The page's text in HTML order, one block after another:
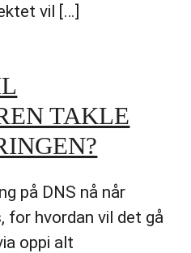
vil […]
TAKLE
på DNS nå når
for hvordan vil det gå
oppi alt